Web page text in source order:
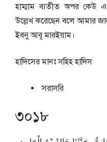
হাম্মাম ব্যতীত অপর কেউ
উল্লেখ করেছেন বলে আমার
ইবনু আবূ মারইয়াম।
হাদিসের মানঃসহিহ হাদিস
সরাসরি
৩০১৮